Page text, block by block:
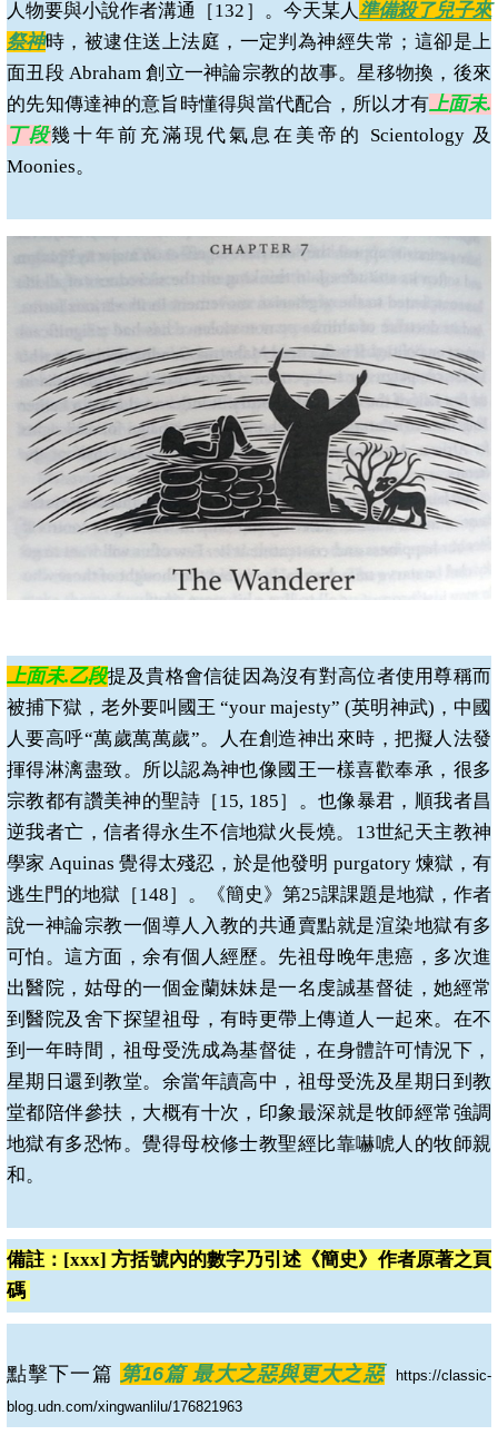
人物要與小說作者溝通［132 ］。今天某人準備殺了兒子來
祭神時，被逮住送上法庭，一定判為神經失常；這卻是上
面丑段Abraham創立一神論宗教的故事。星移物換，後來
的先知傳達神的意旨時懂得與當代配合，所以才有上面未.
丁段幾十年前充滿現代氣息在美帝的 Scientology 及
Moonies。
上面未.乙段提及貴格會信徒因為沒有對高位者使用尊稱而
被捕下獄，老外要叫國王 “your majesty” (英明神武) ，中國
人要高呼“萬歲萬萬歲”。人在創造神出來時，把擬人法發
揮得淋漓盡致。所以認為神也像國王一樣喜歡奉承，很多
宗教都有讚美神的聖詩［15, 185］。也像暴君，順我者昌
逆我者亡，信者得永生不信地獄火長燒。 13世紀天主教神
學家Aquinas覺得太殘忍，於是他發明 purgatory 煉獄，有
逃生門的地獄［148］。《簡史》第25課課題是地獄，作者
說一神論宗教一個導人入教的共通賣點就是渲染地獄有多
可怕。這方面，余有個人經歷。先祖母晚年患癌，多次進
出醫院，姑母的一個金蘭妹妹是一名虔誠基督徒，她經常
到醫院及舍下探望祖母，有時更帶上傳道人一起來。在不
到一年時間，祖母受洗成為基督徒，在身體許可情況下，
星期日還到教堂。余當年讀高中，祖母受洗及星期日到教
堂都陪伴參扶，大概有十次，印象最深就是牧師經常強調
地獄有多恐怖。覺得母校修士教聖經比靠嚇唬人的牧師親
和。
備註： [xxx]方括號內的數字乃引述《簡史》作者原著之頁
碼
點擊下一篇 第16篇 最大之惡與更大之惡
https://classic-
blog.udn.com/xingwanlilu/176821963